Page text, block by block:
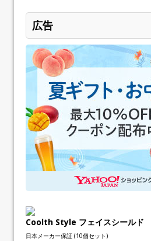
広告
Coolth Style フェイスシールド
日本メーカー保証 (10個セット)